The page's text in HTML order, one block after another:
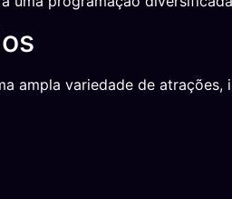
ampla variedade de atrações,